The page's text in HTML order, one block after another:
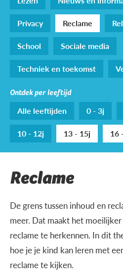
Privacy
Reclame
School
Sociale media
Techniek en toekomst
Ontdek per leeftijd
Alle leeftijden 0 - 3j
10 - 12j
13 - 15j 16
Reclame
De grens tussen inhoud en
meer. Dat maakt het
reclame te herkennen. In dit
hoe je je kind kan leren met
reclame te kijken.